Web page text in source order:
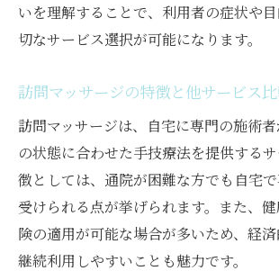
いを理解することで、利用者の症状や
切なサービス選択が可能になります。
訪問マッサージの特徴と他サービス
訪問マッサージは、自宅に専門の施術
の状態に合わせた手技療法を提供する
徴としては、通院が困難な方でも自宅
受けられる点が挙げられます。また、
険の適用が可能な場合が多いため、経
継続利用しやすいことも魅力です。